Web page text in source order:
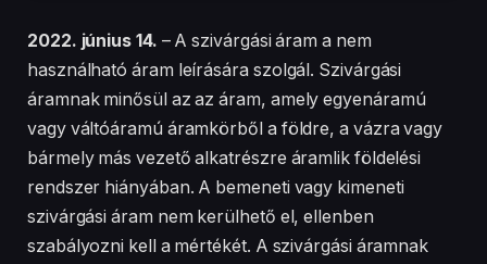
2022. június 14. – A szivárgási áram a nem
használható áram leírására szolgál. Szivárgási
áramnak minősül az az áram, amely egyenáramú
vagy váltóáramú áramkörből a földre, a vázra vagy
bármely más vezető alkatrészre áramlik földelési
rendszer hiányában. A bemeneti vagy kimeneti
szivárgási áram nem kerülhető el, ellenben
szabályozni kell a mértékét. A szivárgási áramnak